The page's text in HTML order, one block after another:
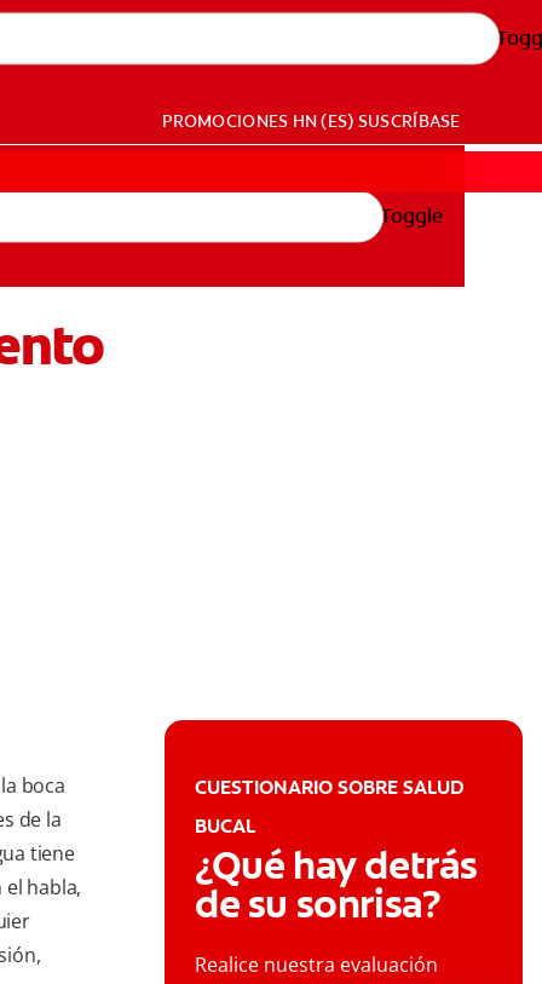
PROMOCIONES HN (ES) SUSCRÍBASE
Toggle
boca
de la
tiene
habla,
CUESTIONARIO SOBRE SALUD
BUCAL
¿Qué hay detrás
de su sonrisa?
Realice nuestra evaluación